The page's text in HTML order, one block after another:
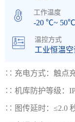
工作温度
-20 ℃~ 50℃
温控方式
工业恒温空
∷ 充电方式：触点
∷ 机库防护等级：
∷ 图传延时：≤2.0